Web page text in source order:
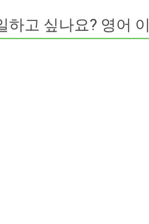
하고 싶나요? 영어 이